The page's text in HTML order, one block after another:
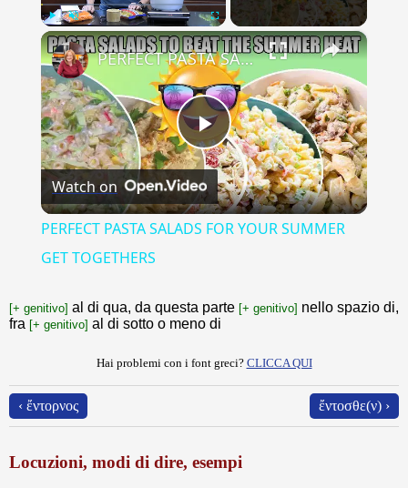
Play Unmute Fullscreen ×
Play
Video
PERFECT PASTA SALADS FOR YOUR SUMMER GET TOGETHERS
Watch on
PERFECT PASTA SALADS FOR YOUR SUMMER
GET TOGETHERS
[+ genitivo] al di qua, da questa parte [+ genitivo] nello spazio di,
fra [+ genitivo] al di sotto o meno di
Hai problemi con i font greci? CLICCA QUI
‹ ἔντορνος ἔντοσθε(ν) ›
Locuzioni, modi di dire, esempi